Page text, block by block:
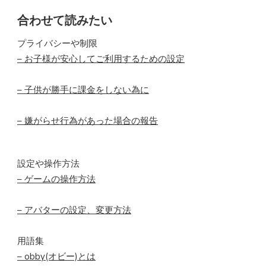
合わせて読みたい
プライバシーや制限
– お子様が安心してご利用するための設定
– 子供が勝手に課金をしない為に
– 嫌がらせ行為があった場合の報告
設定や操作方法
– ゲームの操作方法
– アバターの設定、変更方法
用語集
– obby(オビー)とは